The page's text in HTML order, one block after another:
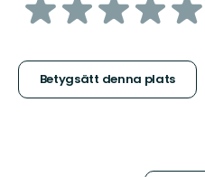
stjärnor
Betygsätt denna plats